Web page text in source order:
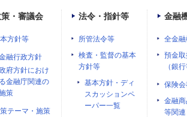
・審議会
方針等
融行政方針
府方針におけ
る金融庁関連の
策
テーマ・施策
法令・指針等
所管法令等
検査・監督の基本
方針等
基本方針・ディ
スカッションペ
ーパー一覧
金融
全金
預金
（銀
保険
金融
等関連